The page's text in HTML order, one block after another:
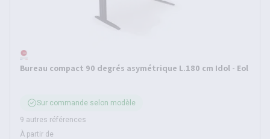
Bureau compact 90 degrés asymétrique L.180 cm Idol - Eol
Sur commande selon modèle
9 autres références
À partir de